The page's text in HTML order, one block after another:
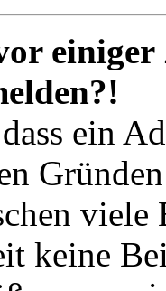
ein
viele
keine